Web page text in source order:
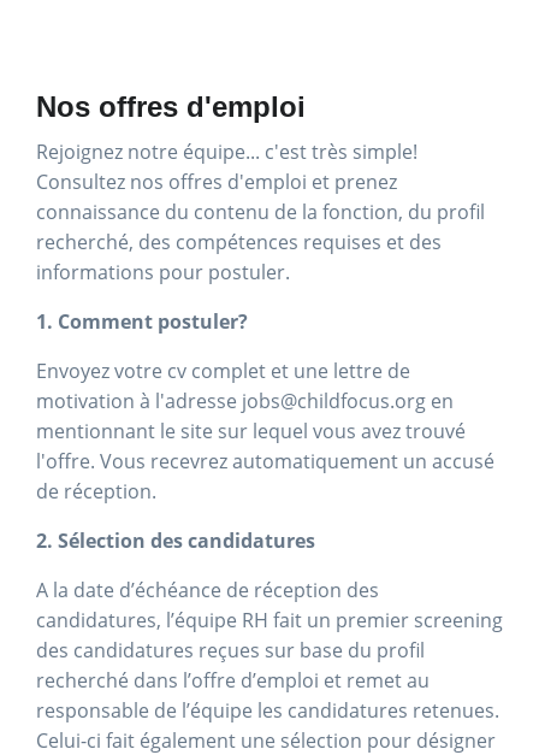
Nos offres d'emploi
Rejoignez notre équipe... c'est très simple!
Consultez nos offres d'emploi et prenez
connaissance du contenu de la fonction, du profil
recherché, des compétences requises et des
informations pour postuler.
1. Comment postuler?
Envoyez votre cv complet et une lettre de
motivation à l'adresse jobs@childfocus.org en
mentionnant le site sur lequel vous avez trouvé
l'offre. Vous recevrez automatiquement un accusé
de réception.
2. Sélection des candidatures
A la date d’échéance de réception des
candidatures, l’équipe RH fait un premier screening
des candidatures reçues sur base du profil
recherché dans l’offre d’emploi et remet au
responsable de l’équipe les candidatures retenues.
Celui-ci fait également une sélection pour désigner